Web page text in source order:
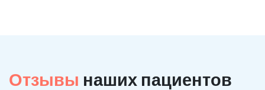
Отзывы наших пациентов